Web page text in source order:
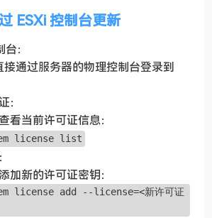
ESXi 控制台更新
：
接通过服务器的物理控制台登录到
：
看当前许可证信息：
license list
加新的许可证密钥：
license add --license=<新许可证